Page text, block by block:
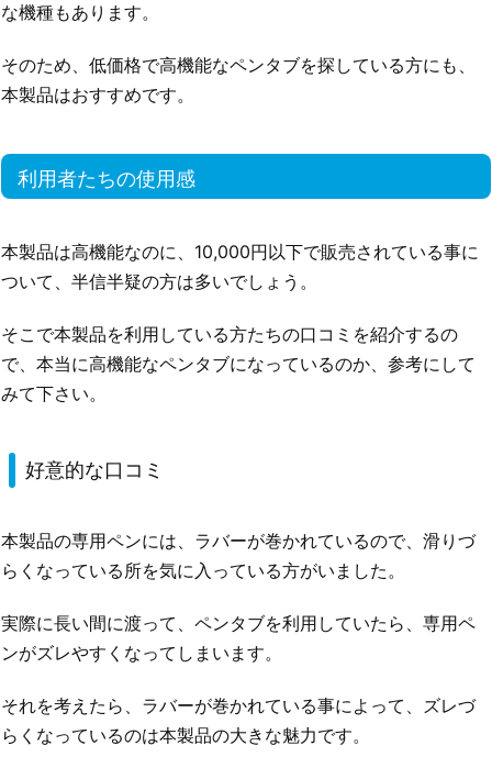
な機種もあります。
そのため、低価格で高機能なペンタブを探している方にも、
本製品はおすすめです。
利用者たちの使用感
本製品は高機能なのに、10,000円以下で販売されている事に
ついて、半信半疑の方は多いでしょう。
そこで本製品を利用している方たちの口コミを紹介するの
で、本当に高機能なペンタブになっているのか、参考にして
みて下さい。
好意的な口コミ
本製品の専用ペンには、ラバーが巻かれているので、滑りづ
らくなっている所を気に入っている方がいました。
実際に長い間に渡って、ペンタブを利用していたら、専用ペ
ンがズレやすくなってしまいます。
それを考えたら、ラバーが巻かれている事によって、ズレづ
らくなっているのは本製品の大きな魅力です。